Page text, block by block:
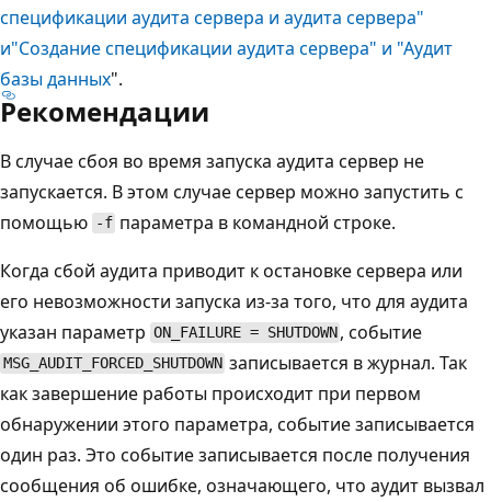
спецификации аудита сервера и аудита сервера"
и"Создание спецификации аудита сервера" и "Аудит
базы данных".
Рекомендации
В случае сбоя во время запуска аудита сервер не
запускается. В этом случае сервер можно запустить с
помощью -f параметра в командной строке.
Когда сбой аудита приводит к остановке сервера или
его невозможности запуска из-за того, что для аудита
указан параметр ON_FAILURE = SHUTDOWN , событие
MSG_AUDIT_FORCED_SHUTDOWN записывается в журнал. Так
как завершение работы происходит при первом
обнаружении этого параметра, событие записывается
один раз. Это событие записывается после получения
сообщения об ошибке, означающего, что аудит вызвал